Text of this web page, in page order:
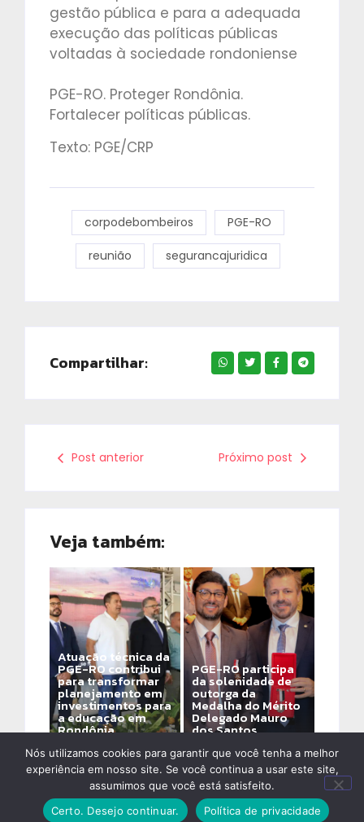
gestão pública e para a adequada
execução das políticas públicas
voltadas à sociedade rondoniense
PGE-RO. Proteger Rondônia.
Fortalecer políticas públicas.
Texto: PGE/CRP
corpodebombeiros PGE-RO
reunião segurancajuridica
Compartilhar:
Post anterior Próximo post
Veja também:
Atuação técnica da
PGE-RO contribui
para transformar
planejamento em
investimentos para
a educação em
Rondônia
By Alinne Assis De Ozeda
PGE-RO participa
da solenidade de
outorga da
Medalha do Mérito
Delegado Mauro
dos Santos
By Alinne Assis De Ozeda
Nós utilizamos cookies para garantir que você tenha a melhor
experiência em nosso site. Se você continua a usar este site,
assumimos que você está satisfeito.
Certo. Desejo continuar.
Política de privacidade